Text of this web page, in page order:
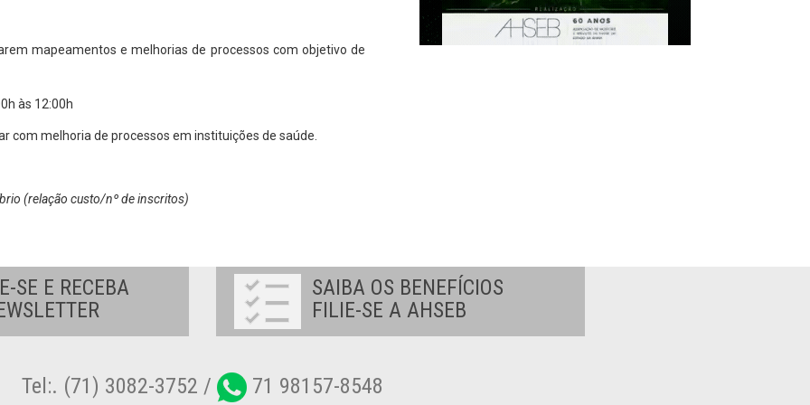
mapeamentos e melhorias de processos com objetivo de
às 12:00h
com melhoria de processos em instituições de saúde.
(relação custo/nº de inscritos)
SE E RECEBA
SAIBA OS BENEFÍCIOS
FILIE-SE A AHSEB
Tel:. (71) 3082-3752 / 71 98157-8548